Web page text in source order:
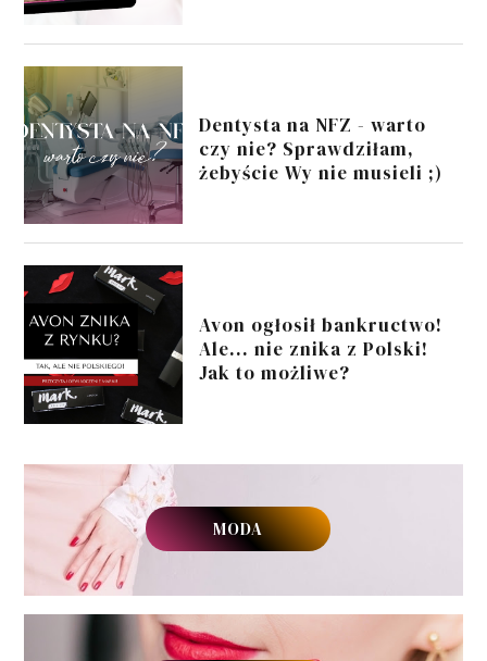
Dentysta na NFZ - warto
czy nie? Sprawdziłam,
żebyście Wy nie musieli ;)
Avon ogłosił bankructwo!
Ale... nie znika z Polski!
Jak to możliwe?
MODA